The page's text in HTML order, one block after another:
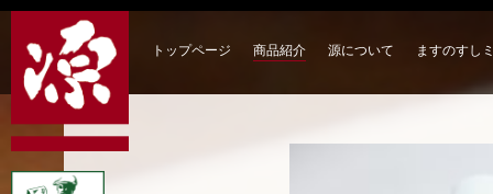
トップページ 商品紹介 源について ますのすし